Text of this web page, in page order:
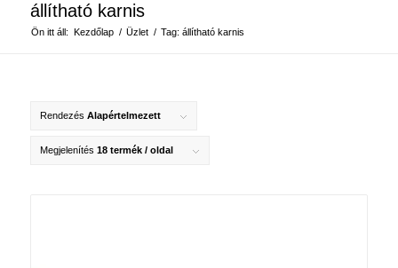
állítható karnis
Ön itt áll: Kezdőlap / Üzlet / Tag: állítható karnis
Rendezés Alapértelmezett
Megjelenítés 18 termék / oldal